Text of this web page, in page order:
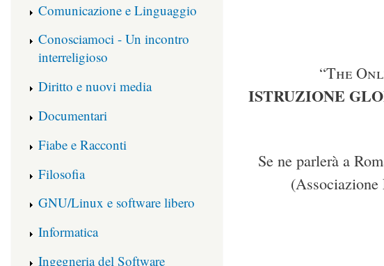
“The
ISTRUZIONE
Se ne parlerà a
(Associazione
Comunicazione e Linguaggio
Conosciamoci - Un incontro
interreligioso
Diritto e nuovi media
Documentari
Fiabe e Racconti
Filosofia
GNU/Linux e software libero
Informatica
Ingegneria del Software